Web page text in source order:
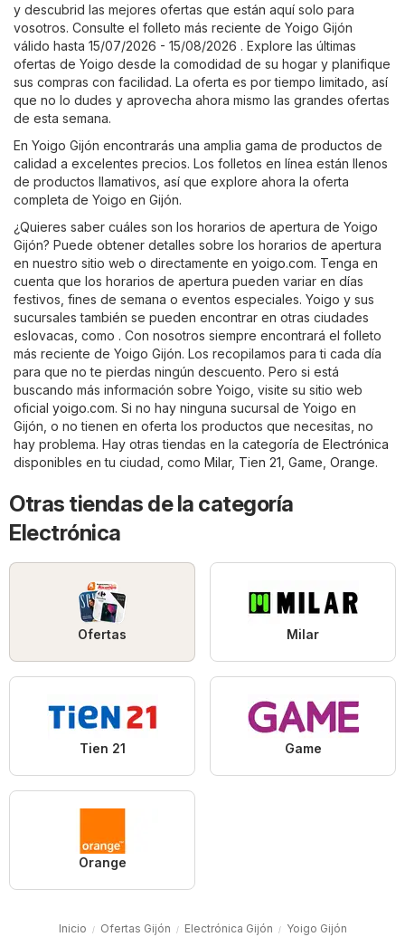
y descubrid las mejores ofertas que están aquí solo para
vosotros. Consulte el folleto más reciente de Yoigo Gijón
válido hasta 15/07/2026 - 15/08/2026 . Explore las últimas
ofertas de Yoigo desde la comodidad de su hogar y planifique
sus compras con facilidad. La oferta es por tiempo limitado, así
que no lo dudes y aprovecha ahora mismo las grandes ofertas
de esta semana.
En Yoigo Gijón encontrarás una amplia gama de productos de
calidad a excelentes precios. Los folletos en línea están llenos
de productos llamativos, así que explore ahora la oferta
completa de Yoigo en Gijón.
¿Quieres saber cuáles son los horarios de apertura de Yoigo
Gijón? Puede obtener detalles sobre los horarios de apertura
en nuestro sitio web o directamente en yoigo.com. Tenga en
cuenta que los horarios de apertura pueden variar en días
festivos, fines de semana o eventos especiales. Yoigo y sus
sucursales también se pueden encontrar en otras ciudades
eslovacas, como . Con nosotros siempre encontrará el folleto
más reciente de Yoigo Gijón. Los recopilamos para ti cada día
para que no te pierdas ningún descuento. Pero si está
buscando más información sobre Yoigo, visite su sitio web
oficial yoigo.com. Si no hay ninguna sucursal de Yoigo en
Gijón, o no tienen en oferta los productos que necesitas, no
hay problema. Hay otras tiendas en la categoría de Electrónica
disponibles en tu ciudad, como Milar, Tien 21 Game Orange.
Otras tiendas de la categoría
Electrónica
Ofertas Milar
Tien 21 Game
Orange
Inicio Ofertas Gijón Electrónica Gijón Yoigo Gijón